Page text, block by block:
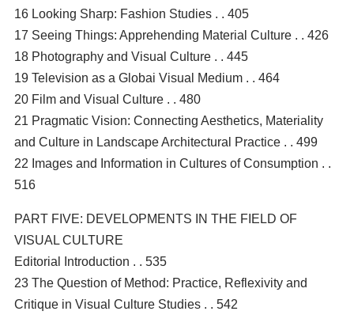
16 Looking Sharp: Fashion Studies . . 405
17 Seeing Things: Apprehending Material Culture . . 426
18 Photography and Visual Culture . . 445
19 Television as a Globai Visual Medium . . 464
20 Film and Visual Culture . . 480
21 Pragmatic Vision: Connecting Aesthetics, Materiality
and Culture in Landscape Architectural Practice . . 499
22 Images and Information in Cultures of Consumption . .
516
PART FIVE: DEVELOPMENTS IN THE FIELD OF
VISUAL CULTURE
Editorial Introduction . . 535
23 The Question of Method: Practice, Reflexivity and
Critique in Visual Culture Studies . . 542